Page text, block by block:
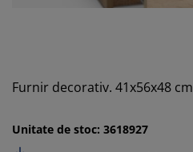
Furnir decorativ. 41x56x48 cm
Unitate de stoc: 3618927